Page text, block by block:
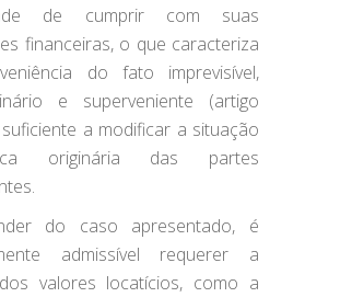
de cumprir com suas
financeiras, o que caracteriza
do fato imprevisível,
e superveniente (artigo
suficiente a modificar a situação
originária das partes
do caso apresentado, é
admissível requerer a
valores locatícios, como a